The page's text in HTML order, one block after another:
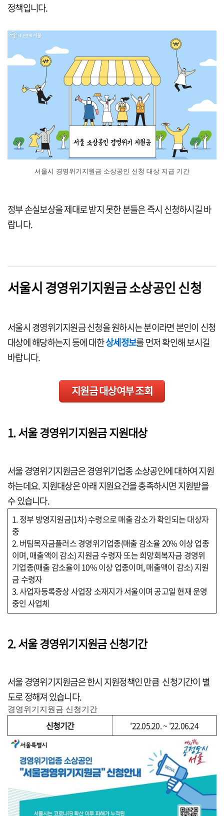
정책입니다.
서울시 경영위기지원금 소상공인 신청 대상 지급 기간
정부 손실보상을 제대로 받지 못한 분들은 즉시 신청하시길 바
랍니다.
서울시 경영위기지원금 소상공인 신청
서울시 경영위기지원금 신청을 원하시는 분이라면 본인이 신청
대상에 해당하는지 등에 대한상세정보를 먼저 확인해 보시길
바랍니다.
지원금 대상여부 조회
1. 서울 경영위기지원금 지원대상
서울 경영위기지원금은 경영위기업종 소상공인에 대하여 지원
하는데요. 지원대상은 아래 지원요건을 충족하시면 지원받을
수 있습니다.
1. 정부 방영지원금(1차) 수령으로 매출 감소가 확인되는 대상자
중
2. 버팀목자금플러스 경영위기업종(매출 감소율 20% 이상 업종
이며, 매출액이 감소) 지원금 수령자 또는 희망회복자금 경영위
기업종(매출 감소율이 10% 이상 업종이며, 매출액이 감소) 지원
금 수령자
3. 사업자등록증상 사업장 소재지가 서울이며 공고일 현재 운영
중인 사업체
2. 서울 경영위기지원금 신청기간
서울 경영위기지원금은 한시 지원정책인 만큼 신청기간이 별
도로 정해져 있습니다.
경영위기지원금 신청기간
신청기간 '22.05.20. ~ '22.06.24